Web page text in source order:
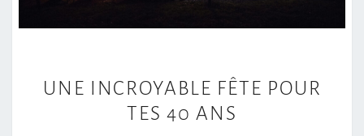
N
E
UNE INCROYABLE FÊTE POUR
TES 40 ANS